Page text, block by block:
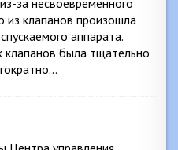
за несвоевременного
из клапанов произошла
аппарата.
клапанов была тщательно